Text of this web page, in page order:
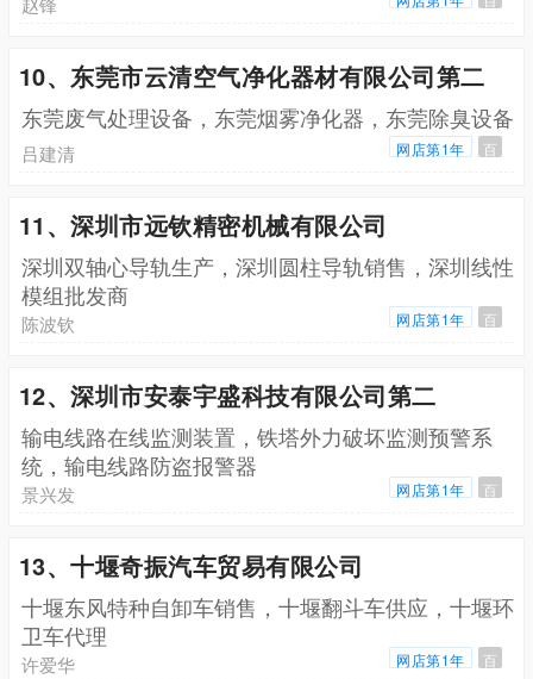
10、东莞市云清空气净化器材有限公司第二
东莞废气处理设备，东莞烟雾净化器，东莞除臭设备
吕建清 网店第1年 百
11、深圳市远钦精密机械有限公司
深圳双轴心导轨生产，深圳圆柱导轨销售，深圳线性
模组批发商
陈波钦 网店第1年 百
12、深圳市安泰宇盛科技有限公司第二
输电线路在线监测装置，铁塔外力破坏监测预警系
统，输电线路防盗报警器
景兴发 网店第1年 百
13、十堰奇振汽车贸易有限公司
十堰东风特种自卸车销售，十堰翻斗车供应，十堰环
卫车代理
许爱华 网店第1年 百